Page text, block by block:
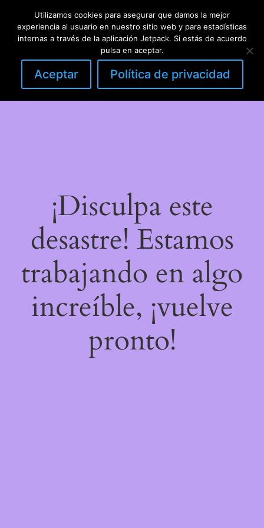
DIY con lana LinkedIn
Instagram
Facebook
Acceder
¡Disculpa este
desastre! Estamos
trabajando en algo
increíble, ¡vuelve
pronto!
Utilizamos cookies para asegurar que damos la mejor
experiencia al usuario en nuestro sitio web y para estadísticas
internas a través de la aplicación Jetpack. Si estás de acuerdo
pulsa en aceptar.
Aceptar Política de privacidad